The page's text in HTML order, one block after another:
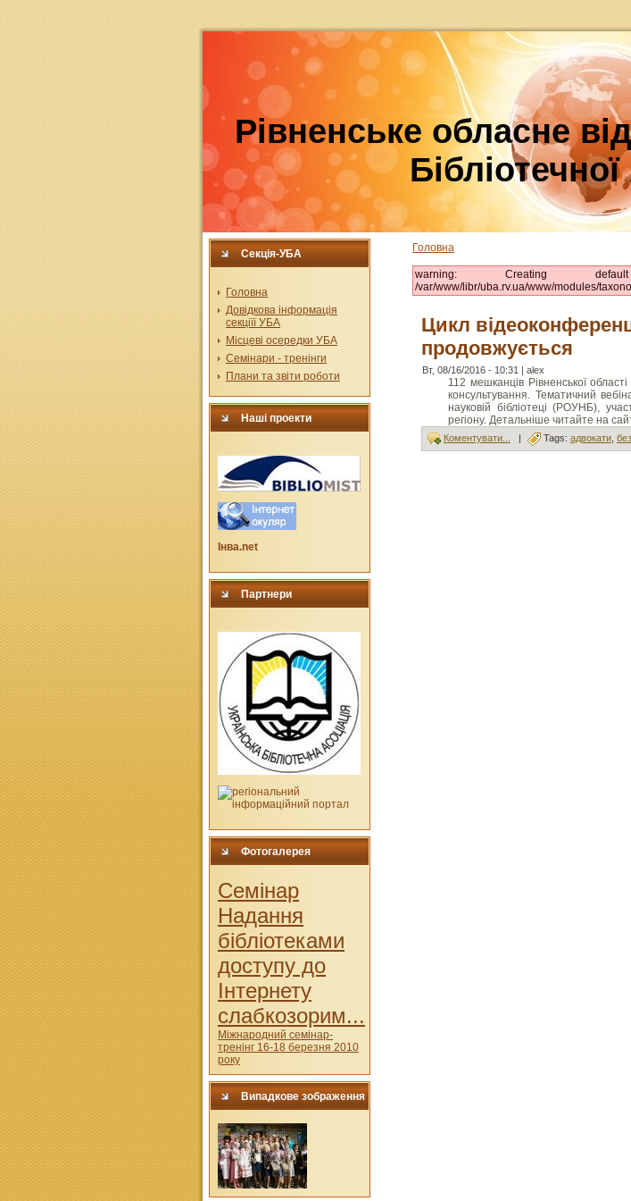
Рівненське обласне
Бібліотечної
Секція-УБА
Головна
Довідкова інформація
секціїї УБА
Місцеві осередки УБА
Семінари - тренінги
Плани та звіти роботи
Наші проекти
Інва.net
Партнери
Фотогалерея
Cемінар
Надання
бібліотеками
доступу до
Інтернету
слабкозорим...
Міжнародний семінар-
тренінг 16-18 березня 2010
року
Випадкове зображення
Головна
warning: Creating
/var/www/libr/uba.rv.ua/www/modules/
Цикл
продовжується
Вт, 08/16/2016 - 10:31 | alex
112 мешканців Рівненської
консультування. Тематичний
науковій бібліотеці (РОУНБ),
регіону. Детальніше читайте на
Коментувати... | Tags: адвокати